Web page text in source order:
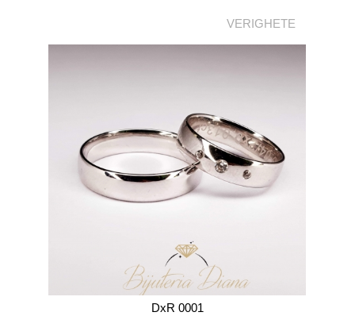
VERIGHETE
DxR 0001